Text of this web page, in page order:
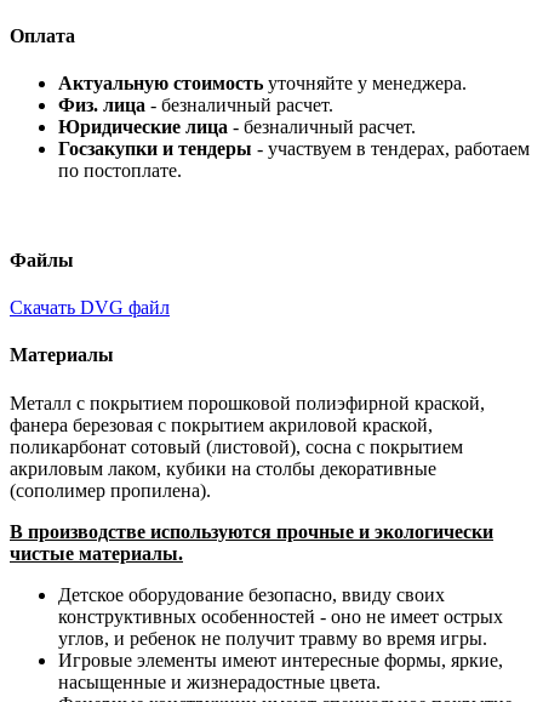
Оплата
Актуальную стоимость уточняйте у менеджера.
Физ. лица - безналичный расчет.
Юридические лица - безналичный расчет.
Госзакупки и тендеры - участвуем в тендерах, работаем
по постоплате.
Файлы
Скачать DVG файл
Материалы
Металл с покрытием порошковой полиэфирной краской,
фанера березовая с покрытием акриловой краской,
поликарбонат сотовый (листовой), сосна с покрытием
акриловым лаком, кубики на столбы декоративные
(сополимер пропилена).
В производстве используются прочные и экологически
чистые материалы.
Детское оборудование безопасно, ввиду своих
конструктивных особенностей - оно не имеет острых
углов, и ребенок не получит травму во время игры.
Игровые элементы имеют интересные формы, яркие,
насыщенные и жизнерадостные цвета.